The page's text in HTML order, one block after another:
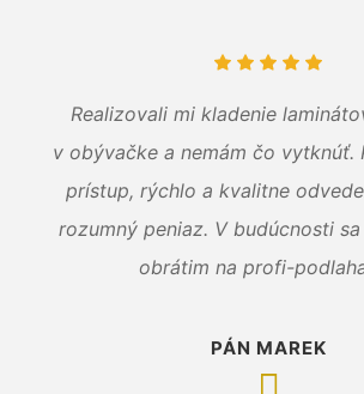
Realizovali mi kladenie
v obývačke a nemám čo vytknúť.
prístup, rýchlo a kvalitne
rozumný peniaz. V budúcnosti
obrátim na profi-
PÁN MAREK